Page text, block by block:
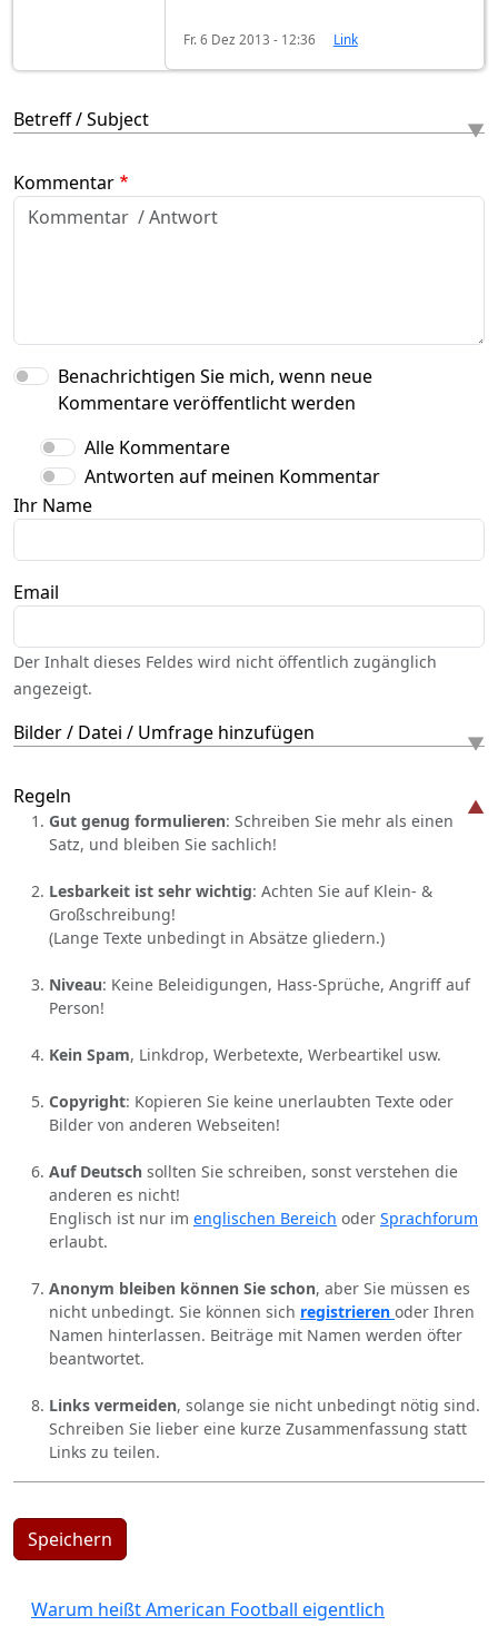
Fr. 6 Dez 2013 - 12:36 Link
Betreff / Subject
Kommentar
Benachrichtigen Sie mich, wenn neue
Kommentare veröffentlicht werden
Alle Kommentare
Antworten auf meinen Kommentar
Ihr Name
Email
Der Inhalt dieses Feldes wird nicht öffentlich zugänglich
angezeigt.
Bilder / Datei / Umfrage hinzufügen
Regeln
Gut genug formulieren: Schreiben Sie mehr als einen
Satz, und bleiben Sie sachlich!
Lesbarkeit ist sehr wichtig: Achten Sie auf Klein- &
Großschreibung!
(Lange Texte unbedingt in Absätze gliedern.)
Niveau: Keine Beleidigungen, Hass-Sprüche, Angriff auf
Person!
Kein Spam, Linkdrop, Werbetexte, Werbeartikel usw.
Copyright: Kopieren Sie keine unerlaubten Texte oder
Bilder von anderen Webseiten!
Auf Deutsch sollten Sie schreiben, sonst verstehen die
anderen es nicht!
Englisch ist nur im englischen Bereich oder Sprachforum
erlaubt.
Anonym bleiben können Sie schon, aber Sie müssen es
nicht unbedingt. Sie können sich registrieren oder Ihren
Namen hinterlassen. Beiträge mit Namen werden öfter
beantwortet.
Links vermeiden, solange sie nicht unbedingt nötig sind.
Schreiben Sie lieber eine kurze Zusammenfassung statt
Links zu teilen.
Speichern
Warum heißt American Football eigentlich